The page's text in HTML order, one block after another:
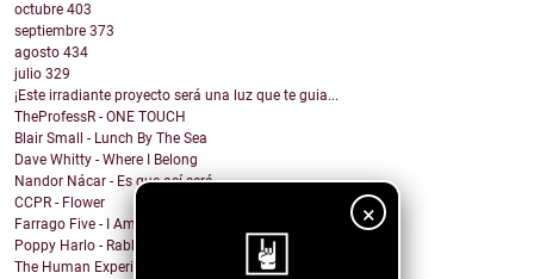
×
octubre 403
septiembre 373
agosto 434
julio 329
¡Este irradiante proyecto será una luz que te guia...
TheProfessR - ONE TOUCH
Blair Small - Lunch By The Sea
Dave Whitty - Where I Belong
Nandor Nácar - Es que así será
CCPR - Flower
Farrago Five - I Am Your Stone
Poppy Harlo - Rabbit Hole
The Human Experience - THIS ISN'T REAL (and i call...